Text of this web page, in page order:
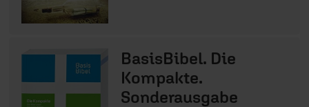
BasisBibel. Die
Kompakte.
Sonderausgabe